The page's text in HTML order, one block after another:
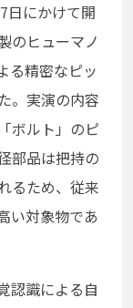
日にかけて開
のヒューマノ
る精密なピッ
。実演の内容
ボルト」のピ
部品は把持の
るため、従来
い対象物であ
認識による自